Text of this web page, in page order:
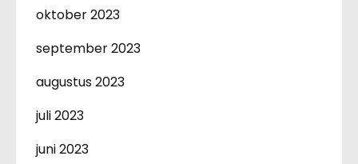
oktober 2023
september 2023
augustus 2023
juli 2023
juni 2023